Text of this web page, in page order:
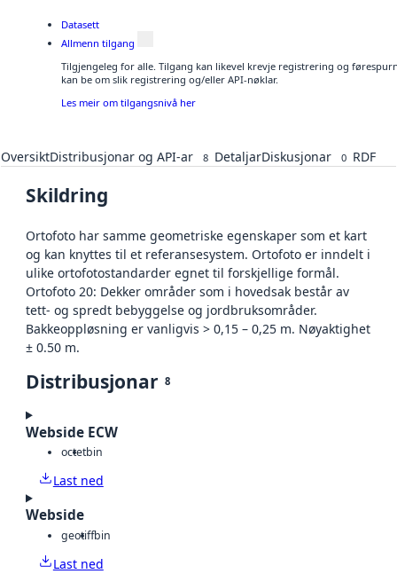
Datasett
Allmenn tilgang
Tilgjengeleg for alle. Tilgang kan likevel krevje registrering og
kan be om slik registrering og/eller API-nøklar.
Les meir om tilgangsnivå her
OversiktDistribusjonar og API-ar 8 DetaljarDiskusjonar 0 RDF
Skildring
Ortofoto har samme geometriske egenskaper som et kart
og kan knyttes til et referansesystem. Ortofoto er inndelt i
ulike ortofotostandarder egnet til forskjellige formål.
Ortofoto 20: Dekker områder som i hovedsak består av
tett- og spredt bebyggelse og jordbruksområder.
Bakkeoppløsning er vanligvis > 0,15 – 0,25 m. Nøyaktighet
± 0.50 m.
Distribusjonar 8
Webside ECW
octetbin
Last ned
Webside
geotiffbin
Last ned